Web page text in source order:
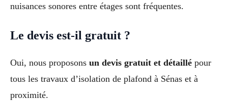
nuisances sonores entre étages sont fréquentes.
Le devis est-il gratuit ?
Oui, nous proposons un devis gratuit et détaillé pour
tous les travaux d’isolation de plafond à Sénas et à
proximité.